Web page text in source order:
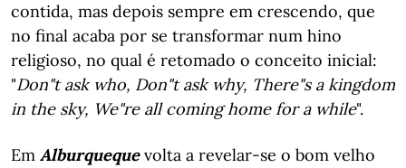
contida, mas depois sempre em crescendo, que
no final acaba por se transformar num hino
religioso, no qual é retomado o conceito inicial:
"Don"t ask who, Don"t ask why, There"s a kingdom
in the sky, We"re all coming home for a while".
Em Alburquequevolta a revelar-se o bom velho